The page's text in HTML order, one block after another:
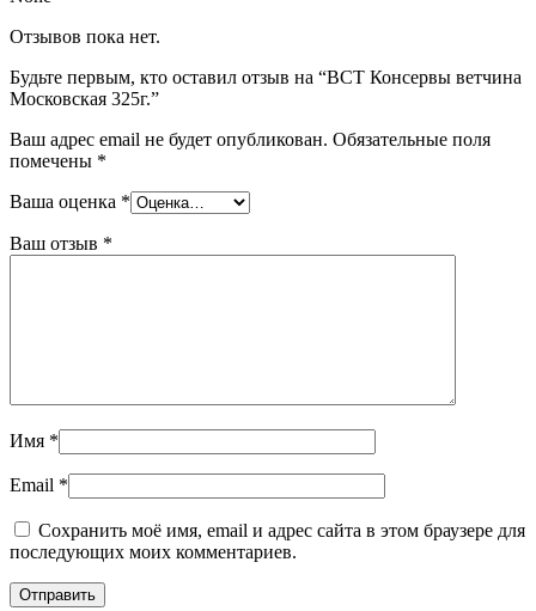
Отзывов пока нет.
Будьте первым, кто оставил отзыв на “ВСТ Консервы ветчина
Московская 325г.”
Ваш адрес email не будет опубликован. Обязательные поля
помечены *
Ваша оценка *
Ваш отзыв *
Имя *
Email *
Сохранить моё имя, email и адрес сайта в этом браузере для
последующих моих комментариев.